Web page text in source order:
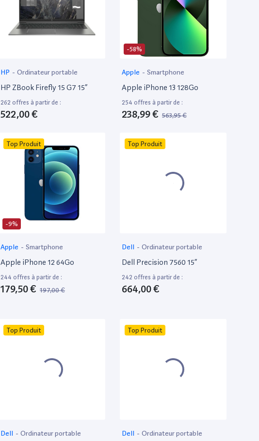
HP - Ordinateur portable
HP ZBook Firefly 15 G7 15”
262 offres à partir de :
522,00 €
-58%
Apple - Smartphone
Apple iPhone 13 128Go
254 offres à partir de :
238,99 € 563,95 €
-9%
Top Produit
Apple - Smartphone
Apple iPhone 12 64Go
244 offres à partir de :
179,50 € 197,00 €
Top Produit
Dell - Ordinateur portable
Dell Precision 7560 15”
242 offres à partir de :
664,00 €
Top Produit
Dell - Ordinateur portable
Top Produit
Dell - Ordinateur portable